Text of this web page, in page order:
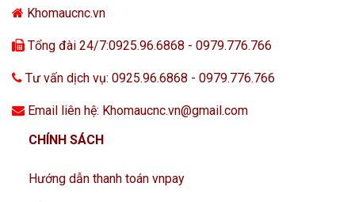
Khomaucnc.vn
Tổng đài 24/7:0925.96.6868 - 0979.776.766
Tư vấn dịch vụ: 0925.96.6868 - 0979.776.766
Email liên hệ: Khomaucnc.vn@gmail.com
CHÍNH SÁCH
Hướng dẫn thanh toán vnpay